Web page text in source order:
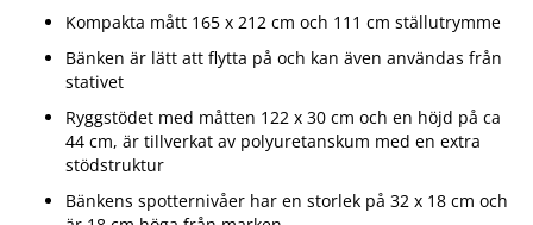
Kompakta mått 165 x 212 cm och 111 cm ställutrymme
Bänken är lätt att flytta på och kan även användas från
stativet
Ryggstödet med måtten 122 x 30 cm och en höjd på ca
44 cm, är tillverkat av polyuretanskum med en extra
stödstruktur
Bänkens spotternivåer har en storlek på 32 x 18 cm och